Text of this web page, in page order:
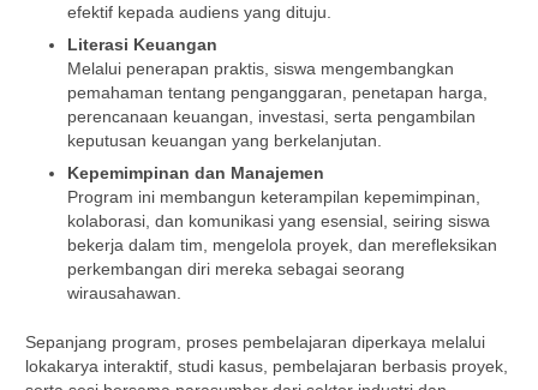
efektif kepada audiens yang dituju.
Literasi Keuangan
Melalui penerapan praktis, siswa mengembangkan
pemahaman tentang penganggaran, penetapan harga,
perencanaan keuangan, investasi, serta pengambilan
keputusan keuangan yang berkelanjutan.
Kepemimpinan dan Manajemen
Program ini membangun keterampilan kepemimpinan,
kolaborasi, dan komunikasi yang esensial, seiring siswa
bekerja dalam tim, mengelola proyek, dan merefleksikan
perkembangan diri mereka sebagai seorang
wirausahawan.
Sepanjang program, proses pembelajaran diperkaya melalui
lokakarya interaktif, studi kasus, pembelajaran berbasis proyek,